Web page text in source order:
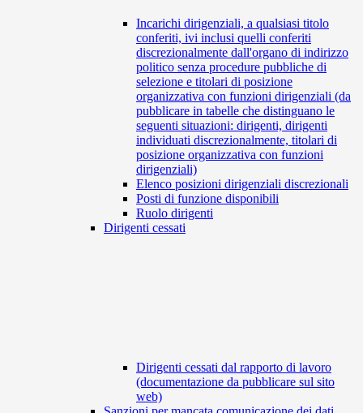
Incarichi dirigenziali, a qualsiasi titolo
conferiti, ivi inclusi quelli conferiti
discrezionalmente dall'organo di indirizzo
politico senza procedure pubbliche di
selezione e titolari di posizione
organizzativa con funzioni dirigenziali (da
pubblicare in tabelle che distinguano le
seguenti situazioni: dirigenti, dirigenti
individuati discrezionalmente, titolari di
posizione organizzativa con funzioni
dirigenziali)
Elenco posizioni dirigenziali discrezionali
Posti di funzione disponibili
Ruolo dirigenti
Dirigenti cessati
Dirigenti cessati dal rapporto di lavoro
(documentazione da pubblicare sul sito
web)